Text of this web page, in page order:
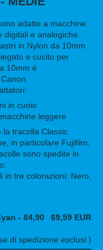
adatte a macchine
e analogiche.
in Nylon da 10mm
e cucito per
10mm è
in cuoio
leggere
tracolla Classic
in particolare Fujifilm,
sono spedite in
in tre colorazioni: Nero,
- 84,90
69,59 EUR
di spedizione esclusi )